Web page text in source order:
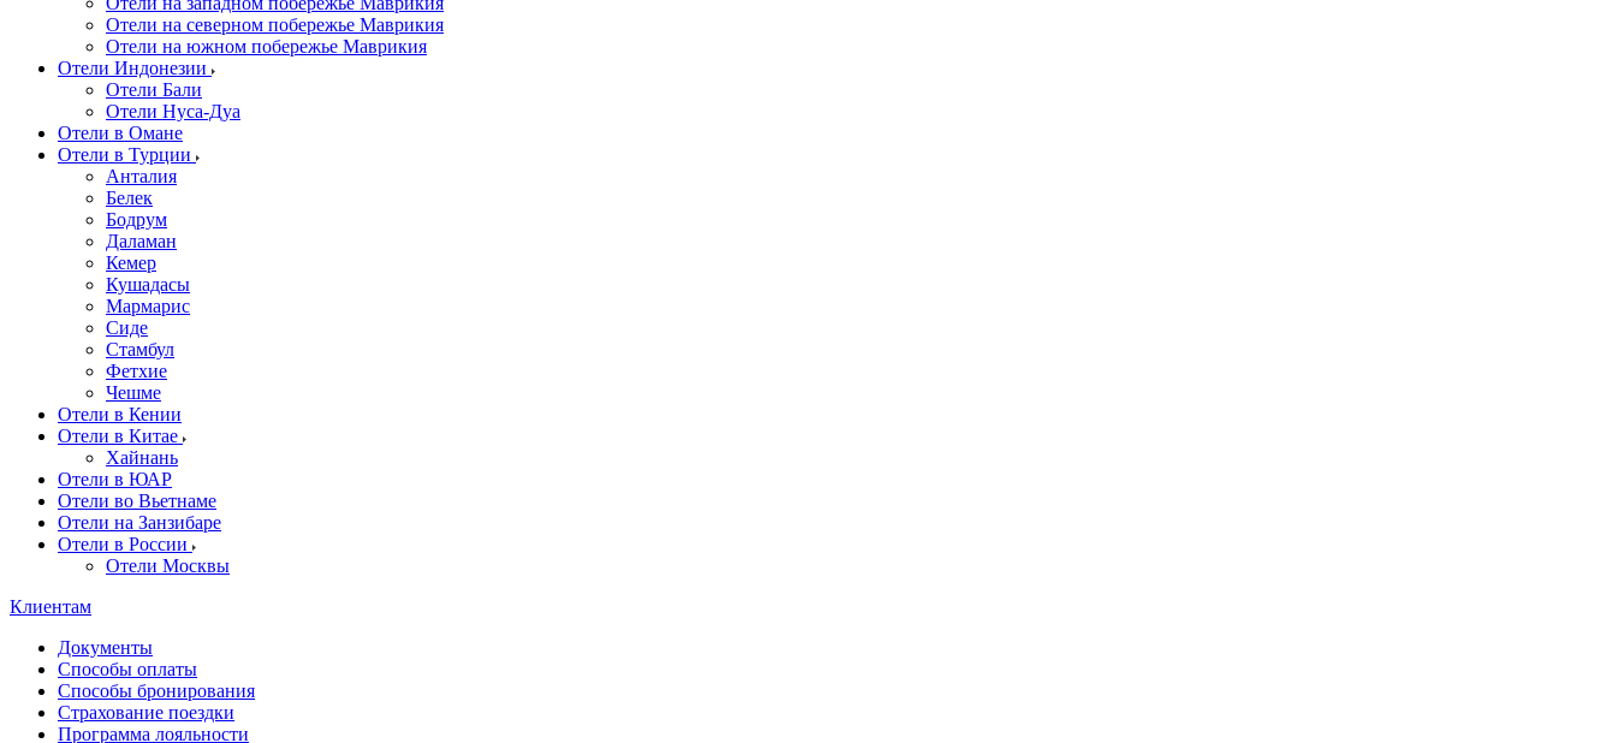
Отели на северном побережье Маврикия
Отели на южном побережье Маврикия
Отели Индонезии
Отели Бали
Отели Нуса-Дуа
Отели в Омане
Отели в Турции
Анталия
Белек
Бодрум
Даламан
Кемер
Кушадасы
Мармарис
Сиде
Стамбул
Фетхие
Чешме
Отели в Кении
Отели в Китае
Хайнань
Отели в ЮАР
Отели во Вьетнаме
Отели на Занзибаре
Отели в России
Отели Москвы
Клиентам
Документы
Способы оплаты
Способы бронирования
Страхование поездки
Программа лояльности